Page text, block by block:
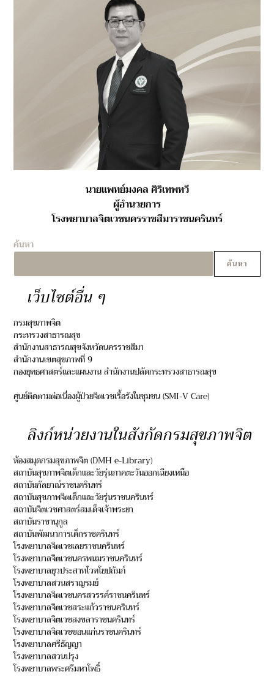
นายแพทย์มงคล ศิริเทพทวี
ผู้อำนวยการ
โรงพยาบาลจิตเวชนครราชสีมาราชนครินทร์
ค้นหา
ค้นหา
เว็บไซต์อื่น ๆ
กรมสุขภาพจิต
กระทรวงสาธารณสุข
สำนักงานสาธารณสุขจังหวัดนครราชสีมา
สำนักงานเขตสุขภาพที่ 9
กองยุทธศาสตร์และแผนงาน สำนักงานปลัดกระทรวงสาธารณสุข
ศูนย์ติดตามต่อเนื่องผู้ป่วยจิตเวชเรื้อรังในชุมชน (SMI-V Care)
ลิงก์หน่วยงานในสังกัดกรมสุขภาพจิต
ห้องสมุดกรมสุขภาพจิต (DMH e-Library)
สถาบันสุขภาพจิตเด็กและวัยรุ่นภาคตะวันออกเฉียงเหนือ
สถาบันกัลยาณ์ราชนครินทร์
สถาบันสุขภาพจิตเด็กและวัยรุ่นราชนครินทร์
สถาบันจิตเวชศาสตร์สมเด็จเจ้าพระยา
สถาบันราชานุกูล
สถาบันพัฒนาการเด็กราชครินทร์
โรงพยาบาลจิตเวชเลยราชนครินทร์
โรงพยาบาลจิตเวชนครพนมราชนครินทร์
โรงพยาบาลยุวประสาทไวทโยปถัมภ์
โรงพยาบาลสวนสราญรมย์
โรงพยาบาลจิตเวชนครสวรรค์ราชนครินทร์
โรงพยาบาลจิตเวชสระแก้วราชนครินทร์
โรงพยาบาลจิตเวชสงขลาราชนครินทร์
โรงพยาบาลจิตเวชขอนแก่นราชนครินทร์
โรงพยาบาลศรีธัญญา
โรงพยาบาลสวนปรุง
โรงพยาบาลพระศรีมหาโพธิ์